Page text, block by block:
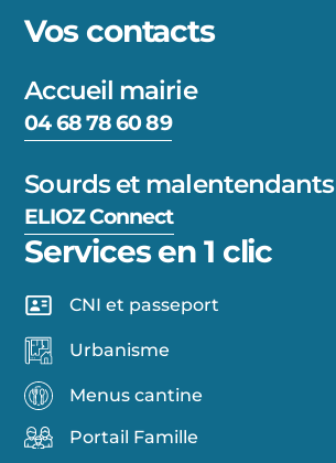
Vos contacts
Accueil mairie
04 68 78 60 89
Sourds et malentendants
ELIOZ Connect
Services en 1 clic
CNI et passeport
Urbanisme
Menus cantine
Portail Famille